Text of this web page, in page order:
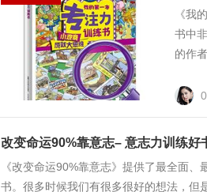
《我
书中
的作
改变命运90%靠意志– 意志力训练好
《改变命运90%靠意志》提供了最全面
书。很多时候我们有很多很好的想法，但